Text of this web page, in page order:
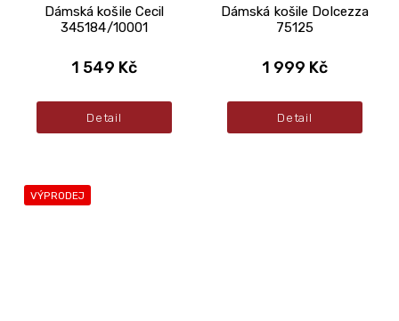
Dámská košile Cecil
345184/10001
1 549 Kč
Detail
Dámská košile Dolcezza
75125
1 999 Kč
Detail
VÝPRODEJ